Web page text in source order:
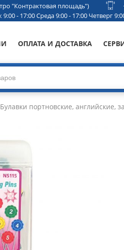
"Контрактовая площадь")
- 17:00 Среда 9:00 - 17:00 Четверг
ОПЛАТА И ДОСТАВКА
Булавки портновские, английские,